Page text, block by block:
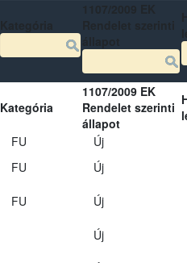
Kategória
1107/2009 EK
Rendelet szerinti
állapot
FU
Új
FU
Új
FU
Új
Új